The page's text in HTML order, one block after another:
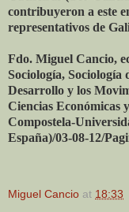
contribuyeron a este
representativos de
Fdo. Miguel Cancio,
Sociología, Sociología
Desarrollo y los
Ciencias Económicas
Compostela-
España)/03-08-12/
Miguel Cancio at 18:33